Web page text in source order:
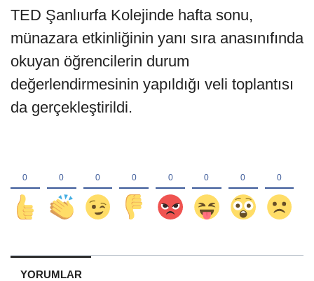
TED Şanlıurfa Kolejinde hafta sonu,
münazara etkinliğinin yanı sıra anasınıfında
okuyan öğrencilerin durum
değerlendirmesinin yapıldığı veli toplantısı
da gerçekleştirildi.
YORUMLAR